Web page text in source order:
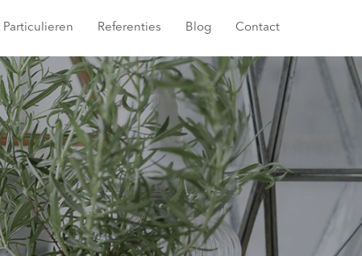
Particulieren Referenties Blog Contact